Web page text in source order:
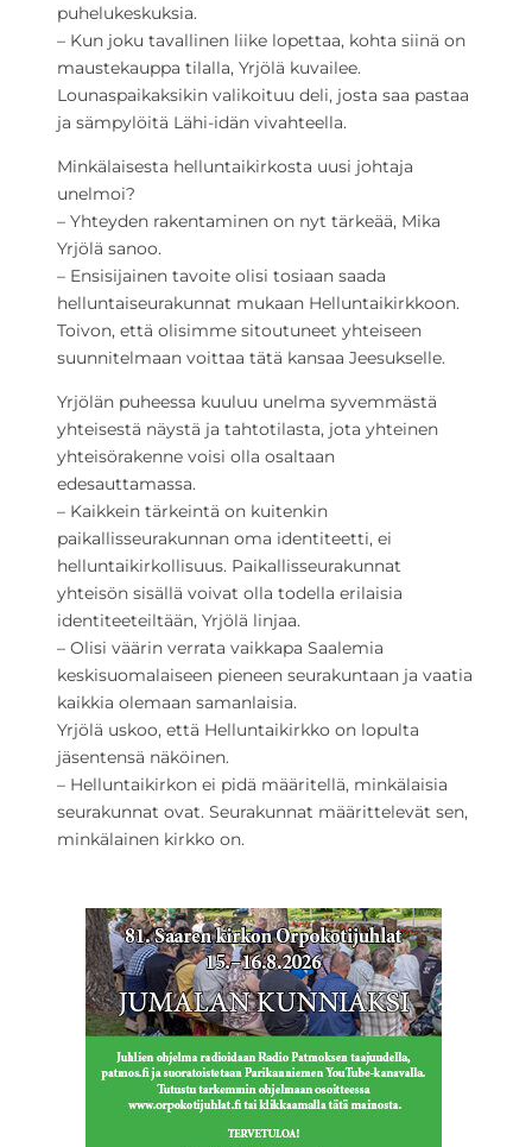
puhelukeskuksia.
– Kun joku tavallinen liike lopettaa, kohta siinä on
maustekauppa tilalla, Yrjölä kuvailee.
Lounaspaikaksikin valikoituu deli, josta saa pastaa
ja sämpylöitä Lähi-idän vivahteella.
Minkälaisesta helluntaikirkosta uusi johtaja
unelmoi?
– Yhteyden rakentaminen on nyt tärkeää, Mika
Yrjölä sanoo.
– Ensisijainen tavoite olisi tosiaan saada
helluntaiseurakunnat mukaan Helluntaikirkkoon.
Toivon, että olisimme sitoutuneet yhteiseen
suunnitelmaan voittaa tätä kansaa Jeesukselle.
Yrjölän puheessa kuuluu unelma syvemmästä
yhteisestä näystä ja tahtotilasta, jota yhteinen
yhteisörakenne voisi olla osaltaan
edesauttamassa.
– Kaikkein tärkeintä on kuitenkin
paikallisseurakunnan oma identiteetti, ei
helluntaikirkollisuus. Paikallisseurakunnat
yhteisön sisällä voivat olla todella erilaisia
identiteeteiltään, Yrjölä linjaa.
– Olisi väärin verrata vaikkapa Saalemia
keskisuomalaiseen pieneen seurakuntaan ja vaatia
kaikkia olemaan samanlaisia.
Yrjölä uskoo, että Helluntaikirkko on lopulta
jäsentensä näköinen.
– Helluntaikirkon ei pidä määritellä, minkälaisia
seurakunnat ovat. Seurakunnat määrittelevät sen,
minkälainen kirkko on.